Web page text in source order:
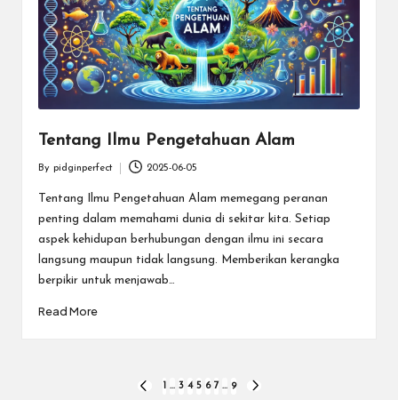
Tentang Ilmu Pengetahuan Alam
by
By pidginperfect 2025-06-05
Tentang Ilmu Pengetahuan Alam memegang peranan
penting dalam memahami dunia di sekitar kita. Setiap
aspek kehidupan berhubungan dengan ilmu ini secara
langsung maupun tidak langsung. Memberikan kerangka
berpikir untuk menjawab…
Read More
PREVIOUS
… 3 4 5 6 7 … 9